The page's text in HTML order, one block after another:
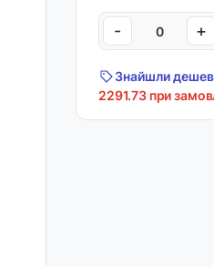
- +
Знайшли
2291.73 при